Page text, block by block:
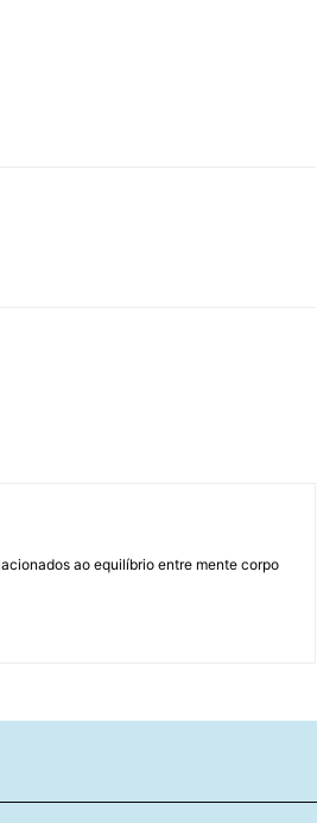
ao equilíbrio entre mente corpo